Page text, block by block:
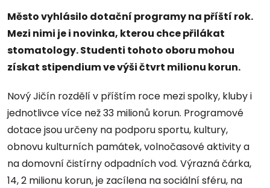
Město vyhlásilo dotační programy na příští rok.
Mezi nimi je i novinka, kterou chce přilákat
stomatology. Studenti tohoto oboru mohou
získat stipendium ve výši čtvrt milionu korun.
Nový Jičín rozdělí v příštím roce mezi spolky, kluby i
jednotlivce více než 33 milionů korun. Programové
dotace jsou určeny na podporu sportu, kultury,
obnovu kulturních památek, volnočasové aktivity a
na domovní čistírny odpadních vod. Výrazná čárka,
14, 2 milionu korun, je zacílena na sociální sféru, na